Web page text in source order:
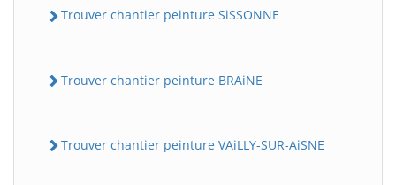
Trouver chantier peinture SiSSONNE
Trouver chantier peinture BRAiNE
Trouver chantier peinture VAiLLY-SUR-AiSNE